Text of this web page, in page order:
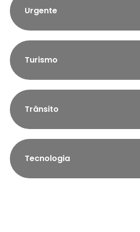
Urgente
Turismo
Trânsito
Tecnologia